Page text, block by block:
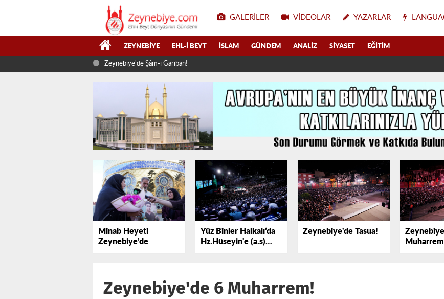
GALERILER VIDEOLAR YAZARLAR
ZEYNEBIYE EHL-I BEYT İSLAM GÜNDEM ANALIZ SIYASET EĞITIM
Zeynebiye'de Şâm-ı Gariban!
Minab Heyeti
Zeynebiye’de
Yüz Binler Halkalı’da
Hz.Hüseyin'e (a.s)
Lebbeyk Dedi
Zeynebiye'de Tasua!
Zeynebiye'de 6 Muharrem!